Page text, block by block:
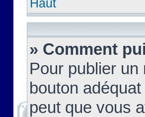
Haut
» Comment
Pour publier
bouton
peut que vous